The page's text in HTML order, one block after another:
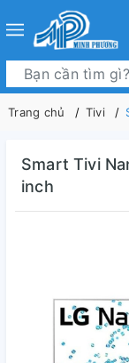
Trang chủ Tivi
Smart Tivi
inch